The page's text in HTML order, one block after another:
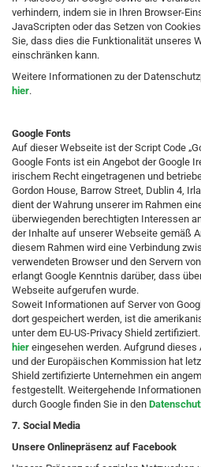
verhindern, indem sie in Ihren Browser-
JavaScripten oder das Setzen von
Sie, dass dies die Funktionalität unseres
einschränken kann.
Weitere Informationen zu der
hier.
Google Fonts
Auf dieser Webseite ist der Script Code
Google Fonts ist ein Angebot der Google
irischem Recht eingetragenen und
Gordon House, Barrow Street, Dublin 4,
dient der Wahrung unserer im Rahmen
überwiegenden berechtigten Interessen
der Inhalte auf unserer Webseite gemäß
diesem Rahmen wird eine Verbindung
verwendeten Browser und den Servern
erlangt Google Kenntnis darüber, dass
Webseite aufgerufen wurde.
Soweit Informationen auf Server von
dort gespeichert werden, ist die
unter dem EU-US-Privacy Shield
hier eingesehen werden. Aufgrund
und der Europäischen Kommission hat
Shield zertifizierte Unternehmen ein
festgestellt. Weitergehende
durch Google finden Sie in den
7. Social Media
Unsere Onlinepräsenz auf Facebook